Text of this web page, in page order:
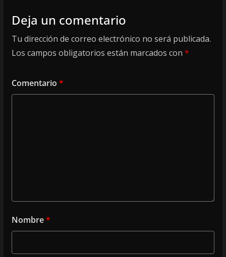
Deja un comentario
Tu dirección de correo electrónico no será publicada.
Los campos obligatorios están marcados con *
Comentario *
Nombre*